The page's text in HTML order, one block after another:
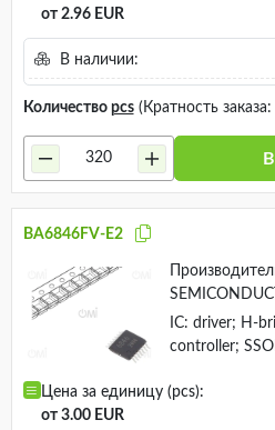
от 2.96 EUR
В наличии:
Количество pcs(Кратность заказа:
BA6846FV-E2
IC: driver; H-
controller;
Цена за единицу (pcs):
от 3.00 EUR